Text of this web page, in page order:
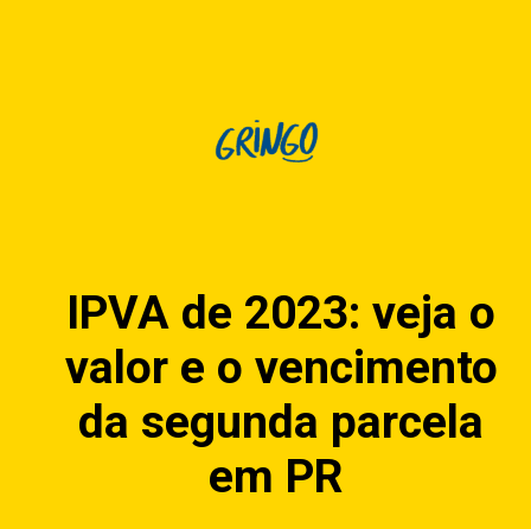
IPVA de 2023: veja o
valor e o vencimento
da segunda parcela
em PR